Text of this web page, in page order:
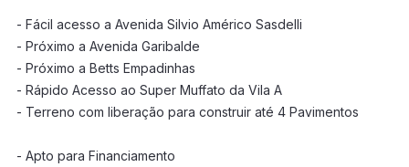
- Fácil acesso a Avenida Silvio Américo Sasdelli
- Próximo a Avenida Garibalde
- Próximo a Betts Empadinhas
- Rápido Acesso ao Super Muffato da Vila A
- Terreno com liberação para construir até 4 Pavimentos
- Apto para Financiamento